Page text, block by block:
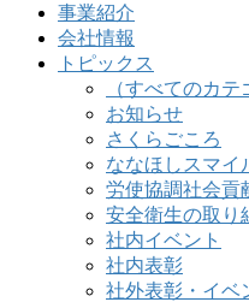
事業紹介
会社情報
トピックス
（すべてのカテ
お知らせ
さくらごころ
ななほしスマイ
労使協調社会貢
安全衛生の取り
社内イベント
社内表彰
社外表彰・イベ